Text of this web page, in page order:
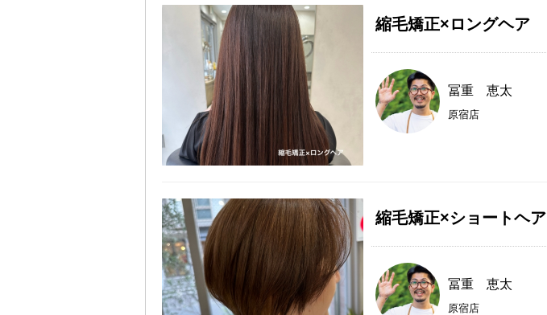
縮毛矯正×ロングヘア
冨重 恵太
原宿店
縮毛矯正×ショートヘア
冨重 恵太
原宿店